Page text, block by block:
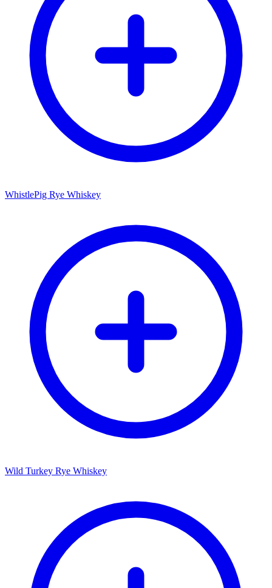
WhistlePig Rye Whiskey
Wild Turkey Rye Whiskey